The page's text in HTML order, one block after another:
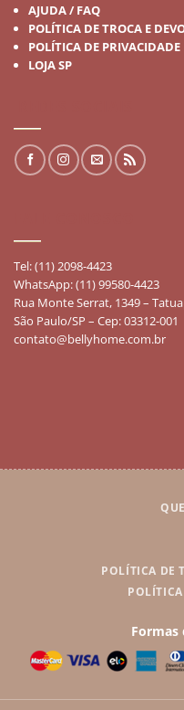
AJUDA / FAQ
POLÍTICA DE TROCA E
POLÍTICA DE PRIVACIDADE
LOJA SP
Tel: (11) 2098-4423
WhatsApp: (11) 99580-4423
Rua Monte Serrat, 1349 –
São Paulo/SP – Cep: 03312-001
contato@bellyhome.com.br
Formas
POLÍTICA DE